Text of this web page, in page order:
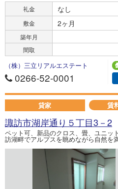
礼金 なし
敷金 2ヶ月
築年月
間取
（株）三立リアルエステート
0266-52-0001
貸家 賃
諏訪市湖岸通り５丁目3－2
ペット可、新品のクロス、畳、ユニッ
訪湖畔でアルプスを眺めながら自然を